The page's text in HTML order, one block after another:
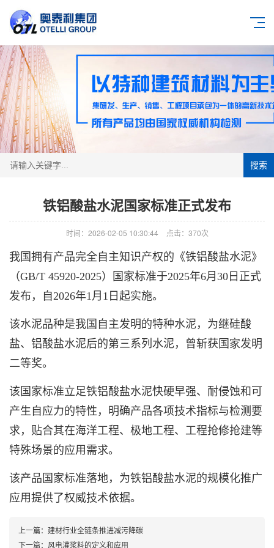
搜索
铁铝酸盐水泥国家标准正式发布
时间：2026-02-05 10:30:44 点击：370次
我国拥有产品完全自主知识产权的《铁铝酸盐水泥》
（GB/T 45920-2025）国家标准于2025年6月30日正式
发布，自2026年1月1日起实施。
该水泥品种是我国自主发明的特种水泥，为继硅酸
盐、铝酸盐水泥后的第三系列水泥，曾斩获国家发明
二等奖。
该国家标准立足铁铝酸盐水泥快硬早强、耐侵蚀和可
产生自应力的特性，明确产品各项技术指标与检测要
求，贴合其在海洋工程、极地工程、工程抢修抢建等
特殊场景的应用需求。
该产品国家标准落地，为铁铝酸盐水泥的规模化推广
应用提供了权威技术依据。
上一篇： 建材行业全链条推进减污降碳
下一篇： 风电灌浆料的定义和应用